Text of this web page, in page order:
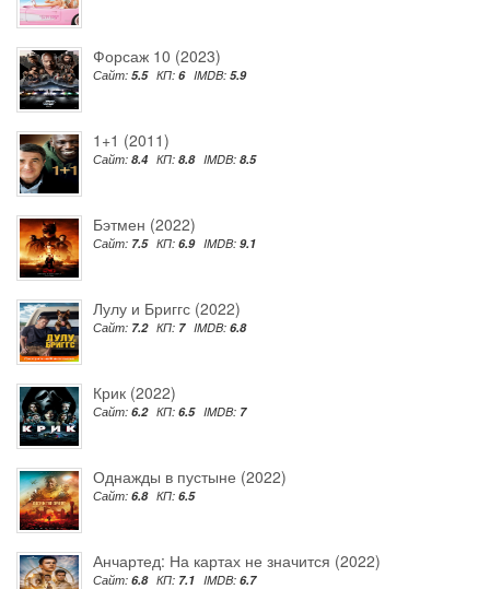
Форсаж 10 (2023)
Сайт: 5.5 КП: 6 IMDB: 5.9
1+1 (2011)
Сайт: 8.4 КП: 8.8 IMDB: 8.5
Бэтмен (2022)
Сайт: 7.5 КП: 6.9 IMDB: 9.1
Лулу и Бриггс (2022)
Сайт: 7.2 КП: 7 IMDB: 6.8
Крик (2022)
Сайт: 6.2 КП: 6.5 IMDB: 7
Однажды в пустыне (2022)
Сайт: 6.8 КП: 6.5
Анчартед: На картах не значится (2022)
Сайт: 6.8 КП: 7.1 IMDB: 6.7